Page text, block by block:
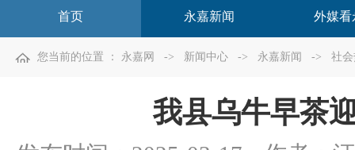
首页 永嘉新闻 外媒看
您当前的位置 ： 永嘉网 -> 新闻中心 -> 永嘉新闻 -> 社
我县乌牛早茶